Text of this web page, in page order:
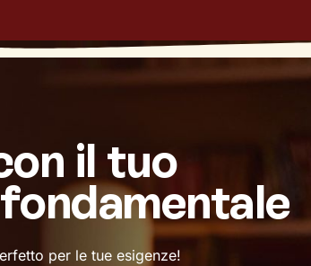
il tuo
per le tue esigenze!